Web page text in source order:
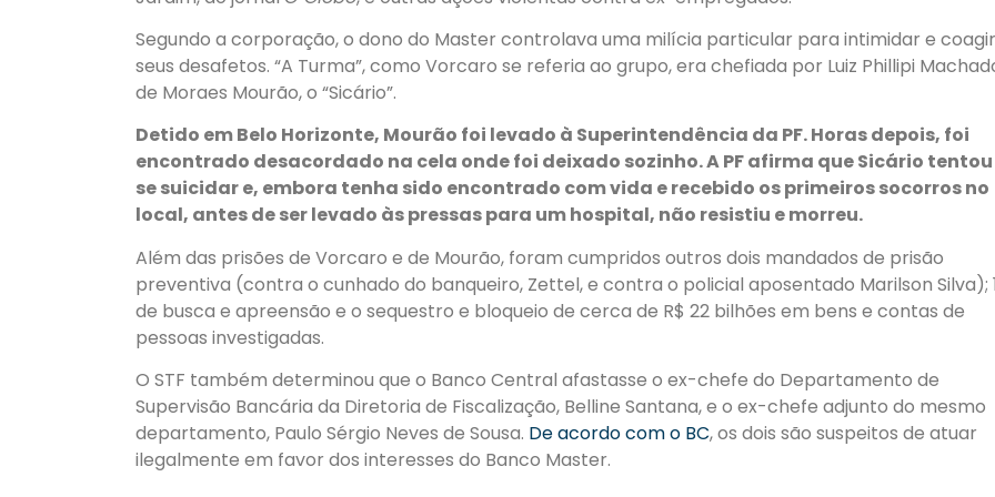
Segundo a corporação, o dono do Master controlava uma milícia particular para intimidar e coagir
seus desafetos. “A Turma”, como Vorcaro se referia ao grupo, era chefiada por Luiz Phillipi
de Moraes Mourão, o “Sicário”.
Detido em Belo Horizonte, Mourão foi levado à Superintendência da PF. Horas depois, foi
encontrado desacordado na cela onde foi deixado sozinho. A PF afirma que Sicário tentou
se suicidar e, embora tenha sido encontrado com vida e recebido os primeiros socorros no
local, antes de ser levado às pressas para um hospital, não resistiu e morreu.
Além das prisões de Vorcaro e de Mourão, foram cumpridos outros dois mandados de prisão
preventiva (contra o cunhado do banqueiro, Zettel, e contra o policial aposentado Marilson Silva);
de busca e apreensão e o sequestro e bloqueio de cerca de R$ 22 bilhões em bens e contas de
pessoas investigadas.
O STF também determinou que o Banco Central afastasse o ex-chefe do Departamento de
Supervisão Bancária da Diretoria de Fiscalização, Belline Santana, e o ex-chefe adjunto do mesmo
departamento, Paulo Sérgio Neves de Sousa. De acordo com o BC, os dois são suspeitos de atuar
ilegalmente em favor dos interesses do Banco Master.